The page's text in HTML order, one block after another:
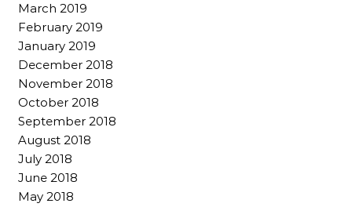
March 2019
February 2019
January 2019
December 2018
November 2018
October 2018
September 2018
August 2018
July 2018
June 2018
May 2018